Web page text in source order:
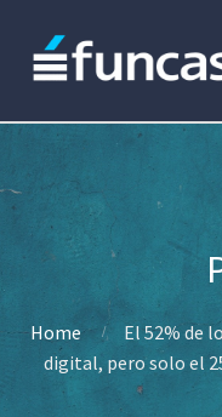
Home
El 52% de
digital, pero solo el